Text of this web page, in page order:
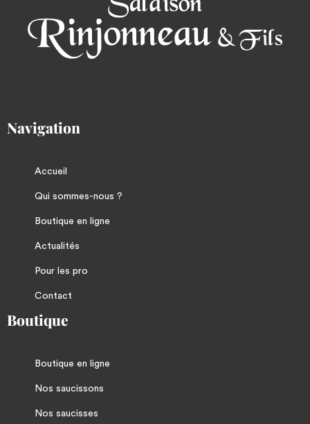
Navigation
Accueil
Qui sommes-nous ?
Boutique en ligne
Actualités
Pour les pro
Contact
Boutique
Boutique en ligne
Nos saucissons
Nos saucisses